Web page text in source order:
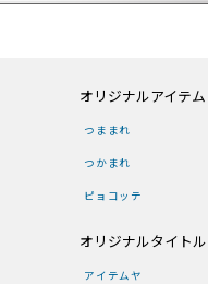
オリジナルアイテム
つままれ
つかまれ
ピョコッテ
オリジナルタイトル
アイテムヤ